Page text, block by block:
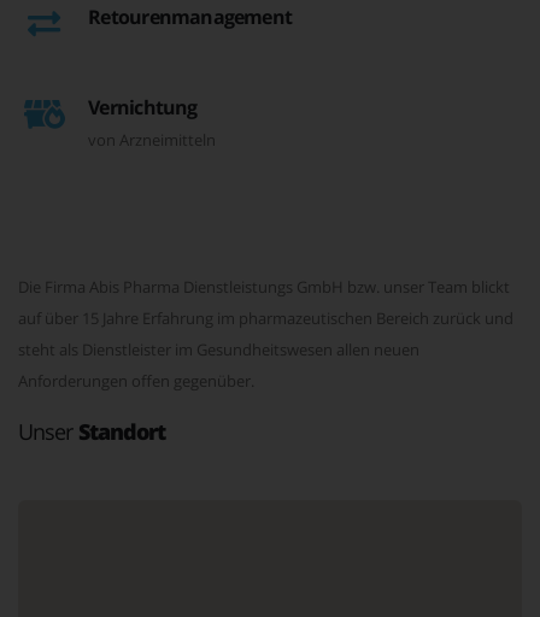
Retourenmanagement
Vernichtung
von Arzneimitteln
Die Firma Abis Pharma Dienstleistungs GmbH bzw. unser Team blickt
auf über 15 Jahre Erfahrung im pharmazeutischen Bereich zurück und
steht als Dienstleister im Gesundheitswesen allen neuen
Anforderungen offen gegenüber.
Unser Standort